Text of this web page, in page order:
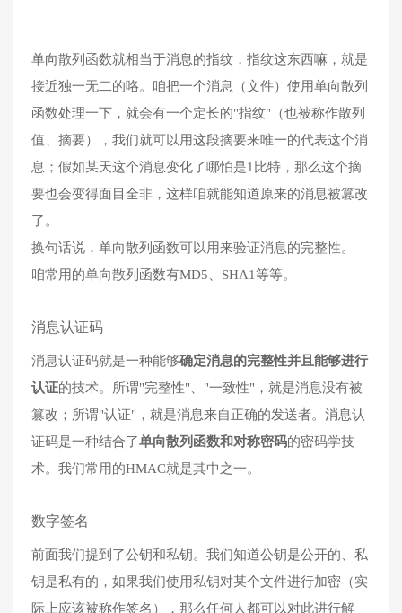
单向散列函数就相当于消息的指纹，指纹这东西嘛，就是
接近独一无二的咯。咱把一个消息（文件）使用单向散列
函数处理一下，就会有一个定长的"指纹"（也被称作散列
值、摘要），我们就可以用这段摘要来唯一的代表这个消
息；假如某天这个消息变化了哪怕是1比特，那么这个摘
要也会变得面目全非，这样咱就能知道原来的消息被篡改
了。
换句话说，单向散列函数可以用来验证消息的完整性。
咱常用的单向散列函数有MD5、SHA1等等。
消息认证码
消息认证码就是一种能够确定消息的完整性并且能够进行
认证的技术。所谓"完整性"、"一致性"，就是消息没有被
篡改；所谓"认证"，就是消息来自正确的发送者。消息认
证码是一种结合了单向散列函数和对称密码的密码学技
术。我们常用的HMAC就是其中之一。
数字签名
前面我们提到了公钥和私钥。我们知道公钥是公开的、私
钥是私有的，如果我们使用私钥对某个文件进行加密（实
际上应该被称作签名），那么任何人都可以对此进行解